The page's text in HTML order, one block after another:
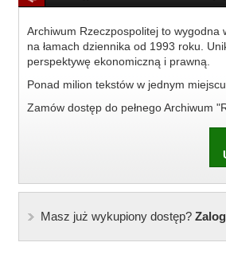
Archiwum Rzeczpospolitej to wygodna
na łamach dziennika od 1993 roku.
perspektywę ekonomiczną i prawną.
Ponad milion tekstów w jednym miejscu.
Zamów dostęp do pełnego Archiwum
Masz już wykupiony dostęp?